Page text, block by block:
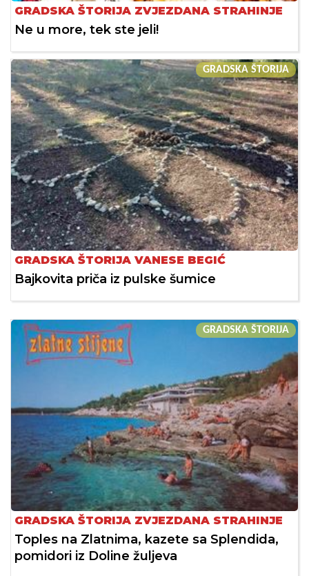
GRADSKA ŠTORIJA ZVJEZDANA STRAHINJE
Ne u more, tek ste jeli!
GRADSKA ŠTORIJA
GRADSKA ŠTORIJA VANESE BEGIĆ
Bajkovita priča iz pulske šumice
GRADSKA ŠTORIJA
GRADSKA ŠTORIJA ZVJEZDANA STRAHINJE
Toples na Zlatnima, kazete sa Splendida,
pomidori iz Doline žuljeva